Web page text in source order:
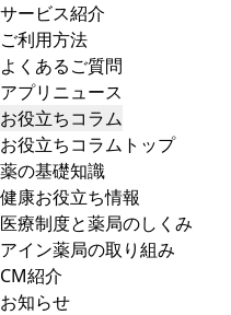
サービス紹介
ご利用方法
よくあるご質問
アプリニュース
お役立ちコラム
お役立ちコラムトップ
薬の基礎知識
健康お役立ち情報
医療制度と薬局のしくみ
アイン薬局の取り組み
CM紹介
お知らせ